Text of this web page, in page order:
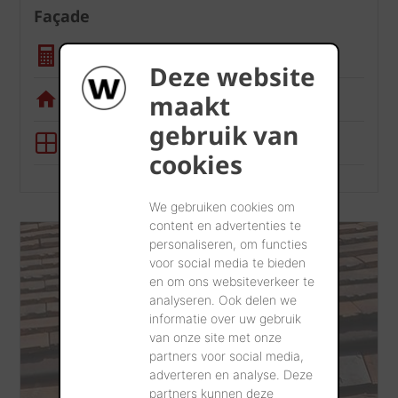
Deze website
maakt
gebruik van
cookies
We gebruiken cookies om
content en advertenties te
personaliseren, om functies
voor social media te bieden
en om ons websiteverkeer te
analyseren. Ook delen we
informatie over uw gebruik
van onze site met onze
partners voor social media,
adverteren en analyse. Deze
partners kunnen deze
Façade
Appli de visualisation